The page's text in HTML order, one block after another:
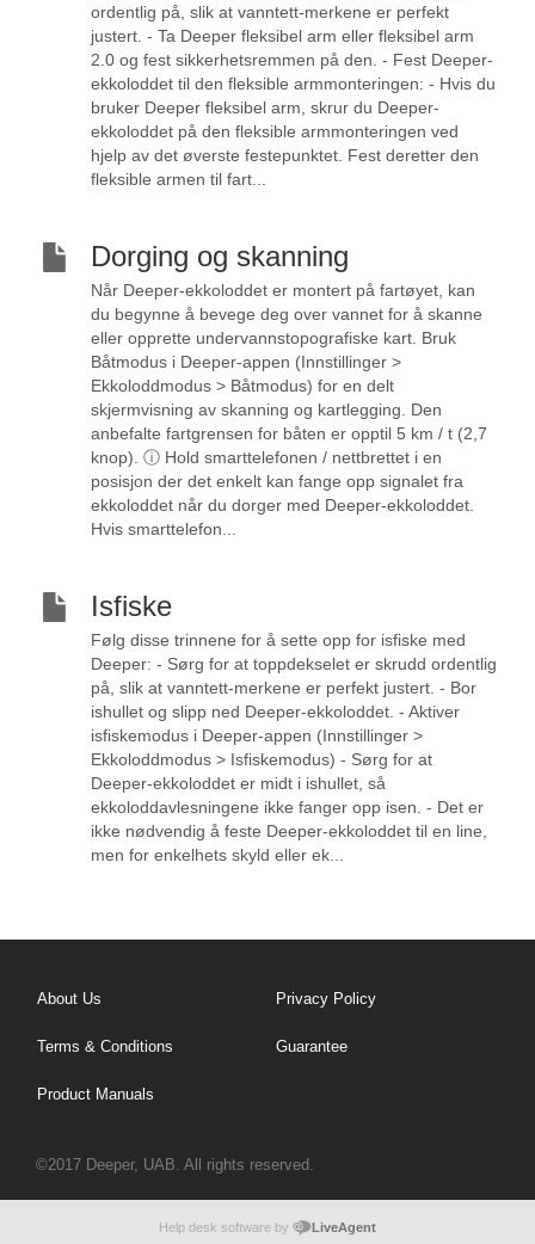
ordentlig på, slik at vanntett-merkene er perfekt
justert. - Ta Deeper fleksibel arm eller fleksibel arm
2.0 og fest sikkerhetsremmen på den. - Fest Deeper-
ekkoloddet til den fleksible armmonteringen: - Hvis du
bruker Deeper fleksibel arm, skrur du Deeper-
ekkoloddet på den fleksible armmonteringen ved
hjelp av det øverste festepunktet. Fest deretter den
fleksible armen til fart...
Dorging og skanning
Når Deeper-ekkoloddet er montert på fartøyet, kan
du begynne å bevege deg over vannet for å skanne
eller opprette undervannstopografiske kart. Bruk
Båtmodus i Deeper-appen (Innstillinger >
Ekkoloddmodus > Båtmodus) for en delt
skjermvisning av skanning og kartlegging. Den
anbefalte fartgrensen for båten er opptil 5 km / t (2,7
knop). ⓘ Hold smarttelefonen / nettbrettet i en
posisjon der det enkelt kan fange opp signalet fra
ekkoloddet når du dorger med Deeper-ekkoloddet.
Hvis smarttelefon...
Isfiske
Følg disse trinnene for å sette opp for isfiske med
Deeper: - Sørg for at toppdekselet er skrudd ordentlig
på, slik at vanntett-merkene er perfekt justert. - Bor
ishullet og slipp ned Deeper-ekkoloddet. - Aktiver
isfiskemodus i Deeper-appen (Innstillinger >
Ekkoloddmodus > Isfiskemodus) - Sørg for at
Deeper-ekkoloddet er midt i ishullet, så
ekkoloddavlesningene ikke fanger opp isen. - Det er
ikke nødvendig å feste Deeper-ekkoloddet til en line,
men for enkelhets skyld eller ek...
About Us Privacy Policy
Terms & Conditions Guarantee
Product Manuals
©2017 Deeper, UAB. All rights reserved.
Help desk software by LiveAgent